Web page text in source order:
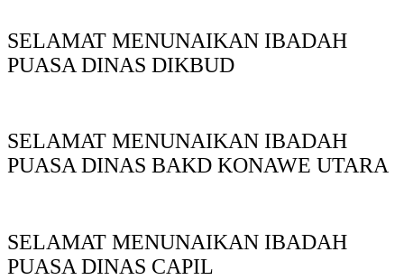
SELAMAT MENUNAIKAN IBADAH
PUASA DINAS DIKBUD
SELAMAT MENUNAIKAN IBADAH
PUASA DINAS BAKD KONAWE UTARA
SELAMAT MENUNAIKAN IBADAH
PUASA DINAS CAPIL